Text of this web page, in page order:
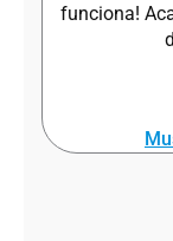
funciona!